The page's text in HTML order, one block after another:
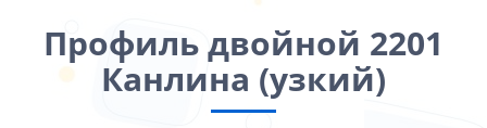
Профиль двойной 2201
Канлина (узкий)